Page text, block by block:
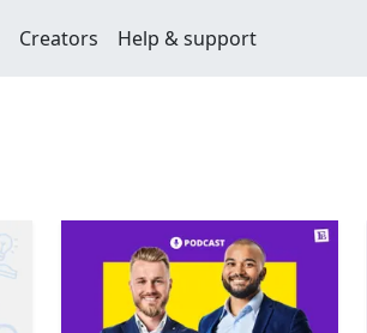
Creators Help & support